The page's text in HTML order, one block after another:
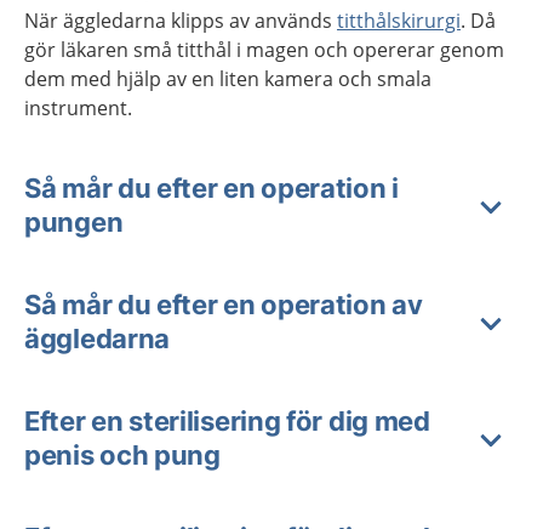
När äggledarna klipps av används titthålskirurgi. Då
gör läkaren små titthål i magen och opererar genom
dem med hjälp av en liten kamera och smala
instrument.
Så mår du efter en operation i
pungen
Så mår du efter en operation av
äggledarna
Efter en sterilisering för dig med
penis och pung